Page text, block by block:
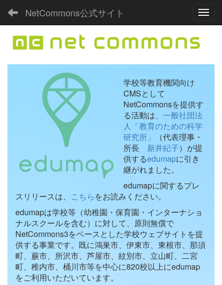
NetCommons公式サイト
学校等教育機関向け
CMSとして
NetCommonsを提供す
る活動は、 一般社団法
人「教育のための科学
研究所」
（代表理事・
所長 新井紀子）が提
供するedumapに引き
継がれました。
edumapに関するプレ
スリリースは、 こちらをお読みください。
edumapは学校等（幼稚園・保育園・インターナショ
ナルスクールを含む）に対して、原則無償で
NetCommons3をベースとした学校ウェブサイトを提
供する事業です。既に鴻巣市、伊東市、東根市、那須
町、蕨市、所沢市、芦屋市、紋別市、立山町、二宮
町、稚内市、桶川市等を中心に820校以上にedumap
をご利用いただいています。